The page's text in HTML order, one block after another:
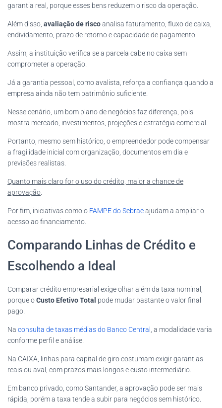
garantia real, porque esses bens reduzem o risco da operação.
Além disso, avaliação de riscoanalisa faturamento, fluxo de caixa,
endividamento, prazo de retorno e capacidade de pagamento.
Assim, a instituição verifica se a parcela cabe no caixa sem
comprometer a operação.
Já a garantia pessoal, como avalista, reforça a confiança quando a
empresa ainda não tem patrimônio suficiente.
Nesse cenário, um bom plano de negócios faz diferença, pois
mostra mercado, investimentos, projeções e estratégia comercial.
Portanto, mesmo sem histórico, o empreendedor pode compensar
a fragilidade inicial com organização, documentos em dia e
previsões realistas.
Quanto mais claro for o uso do crédito, maior a chance de
aprovação
Por fim, iniciativas como o FAMPE do Sebraeajudam a ampliar o
acesso ao financiamento.
Comparando Linhas de Crédito e
Escolhendo a Ideal
Comparar crédito empresarial exige olhar além da taxa nominal,
porque oCusto Efetivo Total pode mudar bastante o valor final
pago.
Na consulta de taxas médias do Banco Central
, a modalidade varia
conforme perfil e análise.
Na CAIXA, linhas para capital de giro costumam exigir garantias
reais ou aval, com prazos mais longos e custo intermediário.
Em banco privado, como Santander, a aprovação pode ser mais
rápida, porém a taxa tende a subir para negócios sem histórico.